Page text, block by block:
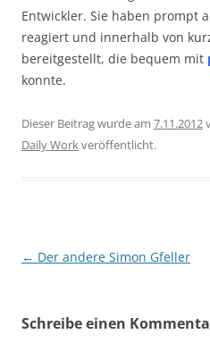
Entwickler. Sie haben prompt
reagiert und innerhalb von
bereitgestellt, die bequem mit
konnte.
Dieser Beitrag wurde am 7.11.2012
Daily Workveröffentlicht.
Beitragsnavigation
← Der andere Simon Gfeller
Schreibe einen